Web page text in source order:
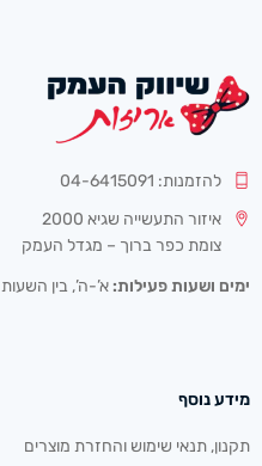
להזמנות: 04-6415091
איזור התעשייה שגיא 2000
צומת כפר ברוך – מגדל העמק
ימים ושעות פעילות: א’-ה’, בין השעות 08:30-16:30
מידע נוסף
תקנון, תנאי שימוש והחזרת מוצרים